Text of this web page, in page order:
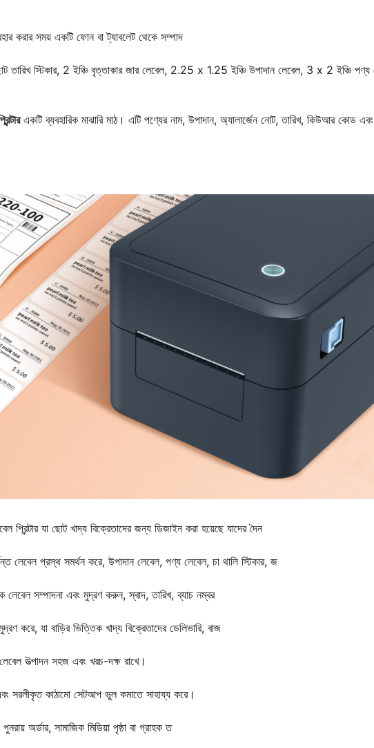
করার সময় একটি ফোন বা ট্যাবলেট থেকে সম্পাদ
তারিখ স্টিকার, 2 ইঞ্চি বৃত্তাকার জার লেবেল, 2.25 x 1.25 ইঞ্চি উপাদান লেবেল, 3 x 2 ইঞ্চি পণ্য
একটি ব্যবহারিক মাঝারি মাঠ। এটি পণ্যের নাম, উপাদান, অ্যালার্জেন নোট, তারিখ, কিউআর কোড এবং
যা ছোট খাদ্য বিক্রেতাদের জন্য ডিজাইন করা হয়েছে যাদের দৈন
লেবেল প্রস্থ সমর্থন করে, উপাদান লেবেল, পণ্য লেবেল, চা থালি স্টিকার, জ
সম্পাদনা এবং মুদ্রণ করুন, স্বাদ, তারিখ, ব্যাচ নম্বর
করে, যা বাড়ির ভিত্তিক খাদ্য বিক্রেতাদের ডেলিভারি, বাজ
উত্পাদন সহজ এবং খরচ-দক্ষ রাখে।
কাঠামো সেটআপ ভুল কমাতে সাহায্য করে।
অর্ডার, সামাজিক মিডিয়া পৃষ্ঠা বা গ্রাহক ত